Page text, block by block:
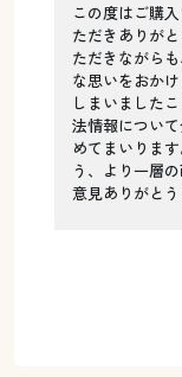
この度はご購
ただきありが
ただきながら
な思いをおか
しまいました
法情報につい
めてまいりま
う、より一層
意見ありがとう